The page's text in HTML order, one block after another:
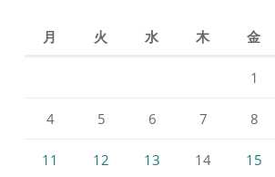
を
月 火 水 木 金
1
4 5 6 7 8
11 12 13 14 15